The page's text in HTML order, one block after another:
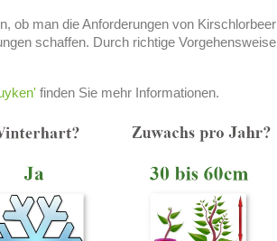
ob man die Anforderungen von
schaffen. Durch richtige
finden Sie mehr Informationen.